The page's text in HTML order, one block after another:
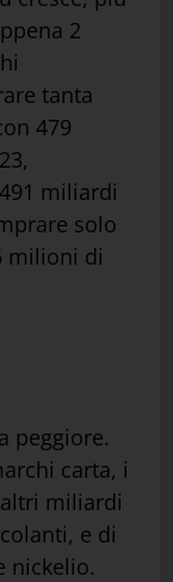
2
tanta
479
miliardi
solo
milioni di
peggiore.
carta, i
miliardi
e di
nickelio.